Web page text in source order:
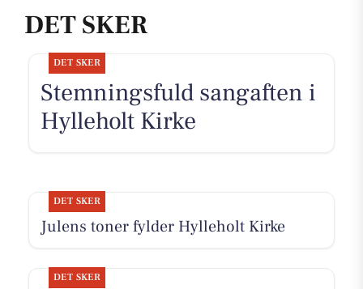
DET SKER
DET SKER
Stemningsfuld sangaften i
Hylleholt Kirke
DET SKER
Julens toner fylder Hylleholt Kirke
DET SKER